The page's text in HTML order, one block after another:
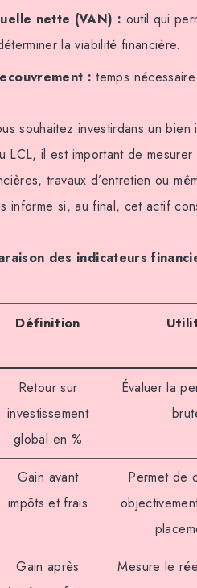
nette (VAN) : outil qui
la viabilité financière.
: temps
souhaitez investirdans un
LCL, il est important de
travaux d’entretien ou
informe si, au final, cet actif
des indicateurs
Définition
Retour sur
investissement
global en %
Évaluer la
Gain avant
impôts et frais
Permet de
Gain après
Mesure le